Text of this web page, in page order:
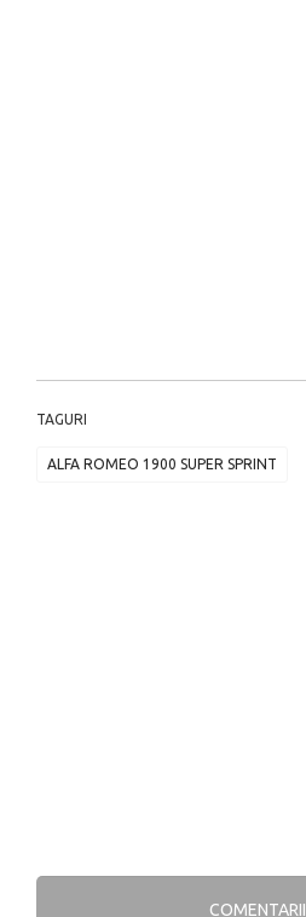
TAGURI
ALFA ROMEO 1900 SUPER SPRINT
COMENTARII